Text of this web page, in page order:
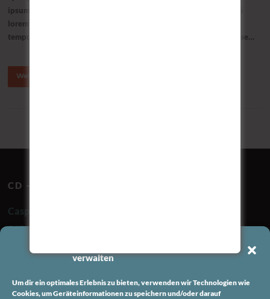
verwalten
Um dir ein optimales Erlebnis zu bieten, verwenden wir Technologien wie
Cookies, um Geräteinformationen zu speichern und/oder darauf
ipsum. Duis venenatis risus non nunc fermentum dapibus. Morbi
lorem ante, malesuada in mollis nec, auctor nec massa. Aenean
tempus dui eget felis blandit at fringilla urna ultrices. Suspendisse…
Weiterlesen
CD – CAR DESIGN
Caspar-Clemens-Pickel-Str. 7
56736 Kottenheim
✆ 02651 – 9489070